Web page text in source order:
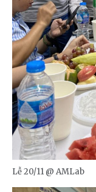
Lễ 20/11 @ AMLab